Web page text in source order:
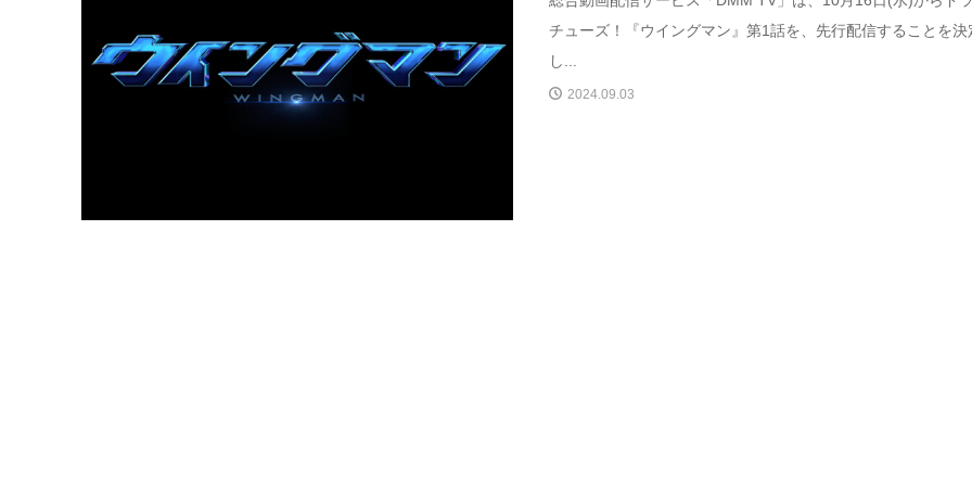
チューズ！『ウイングマン』第1話を、先行配信することを決
し...
2024.09.03